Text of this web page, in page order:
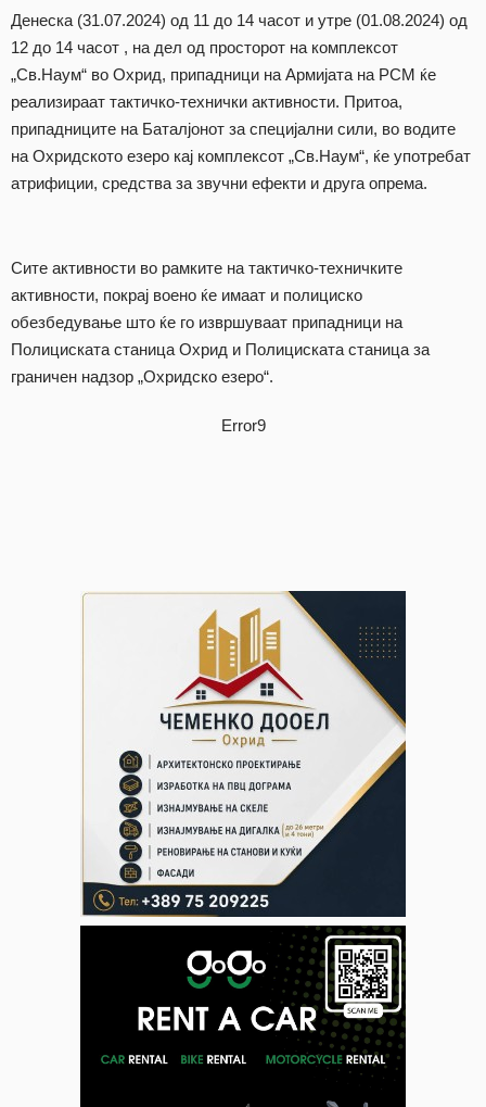
Денеска (31.07.2024) од 11 до 14 часот и утре (01.08.2024) од
12 до 14 часот , на дел од просторот на комплексот
„Св.Наум“ во Охрид, припадници на Армијата на РСМ ќе
реализираат тактичко-технички активности. Притоа,
припадниците на Баталјонот за специјални сили, во водите
на Охридското езеро кај комплексот „Св.Наум“, ќе употребат
атрифиции, средства за звучни ефекти и друга опрема.
Сите активности во рамките на тактичко-техничките
активности, покрај воено ќе имаат и полициско
обезбедување што ќе го извршуваат припадници на
Полициската станица Охрид и Полициската станица за
граничен надзор „Охридско езеро“.
Error9